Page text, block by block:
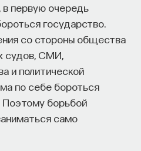
в первую очередь
государство.
со стороны общества
судов, СМИ,
и политической
по себе бороться
Поэтому борьбой
само